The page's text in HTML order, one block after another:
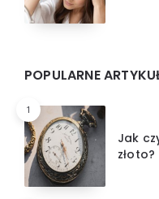
POPULARNE
1
Jak
złoto?